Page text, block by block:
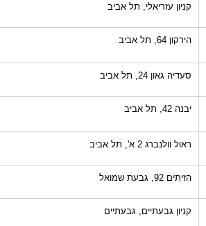
קניון עזריאלי, תל אביב
הירקון 64, תל אביב
סעדיה גאון 24, תל אביב
יבנה 42, תל אביב
ראול וולנברג 2 א', תל אביב
הזיתים 92, גבעת שמואל
קניון גבעתיים, גבעתיים